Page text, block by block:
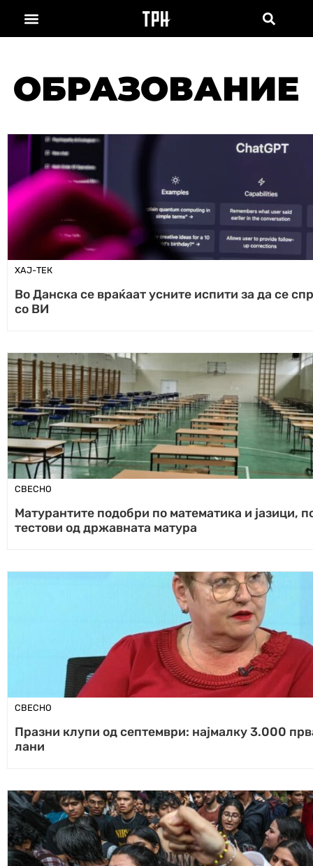
ОБРАЗОВАНИЕ
ХАЈ-ТЕК
Во Данска се враќаат усните испити за да се
со ВИ
СВЕСНО
Матурантите подобри по математика и јазици,
тестови од државната матура
СВЕСНО
Празни клупи од септември: најмалку 3.000
лани